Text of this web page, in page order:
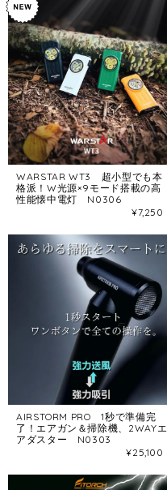
WARSTAR WT3 超小型でも本
格派！W光源×9モード搭載の高
性能懐中電灯 N0306
¥7,250
AIRSTORM PRO 1秒で準備完
了！エアガン＆掃除機、2WAYエ
アダスター N0303
¥25,100